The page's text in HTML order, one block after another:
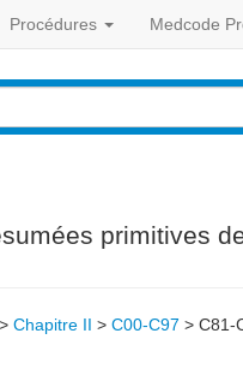
Procédures Medcode
primitives
> Chapitre II > C00-C97 > C81-